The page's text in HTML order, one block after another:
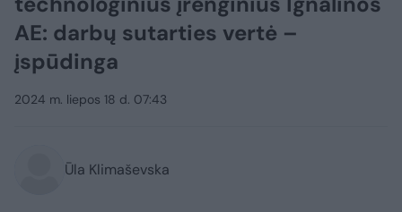
AE: darbų sutarties vertė –
įspūdinga
2024 m. liepos 18 d. 07:43
Ūla Klimaševska